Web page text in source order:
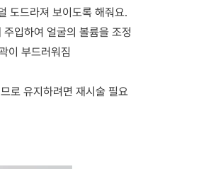
도드라져 보이도록 해줘요.
입하여 얼굴의 볼륨을 조정
이 부드러워짐
로 유지하려면 재시술 필요